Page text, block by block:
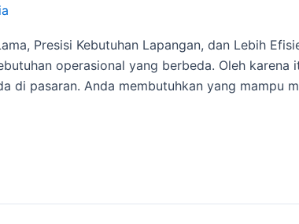
Presisi Kebutuhan Lapangan, dan Lebih
operasional yang berbeda. Oleh
di pasaran. Anda membutuhkan yang mampu